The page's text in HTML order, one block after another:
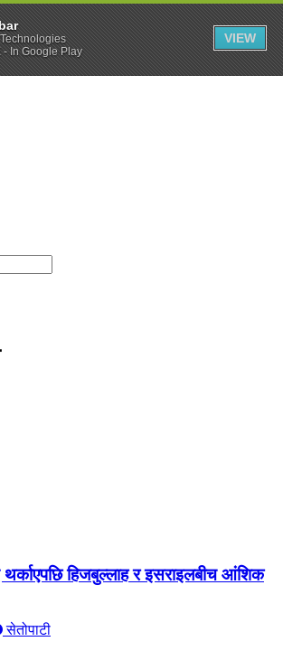
थर्काएपछि हिजबुल्लाह र इसराइलबीच आंशिक
सेतोपाटी
- In Google Play
VIEW